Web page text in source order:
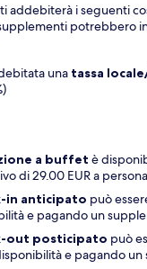
addebiterà i seguenti
potrebbero
una tassa
a buffet è
di 29.00 EUR a
in anticipato può
e pagando un
out posticipato può
e pagando